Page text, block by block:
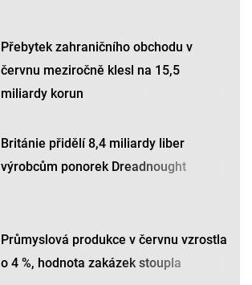
Přebytek zahraničního obchodu v
červnu meziročně klesl na 15,5
miliardy korun
Británie přidělí 8,4 miliardy liber
výrobcům ponorek Dreadnought
Průmyslová produkce v červnu vzrostla
o 4 %, hodnota zakázek stoupla